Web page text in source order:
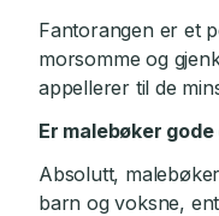
Fantorangen er et
morsomme og
appellerer til de
Er malebøker
Absolutt,
barn og voksne,